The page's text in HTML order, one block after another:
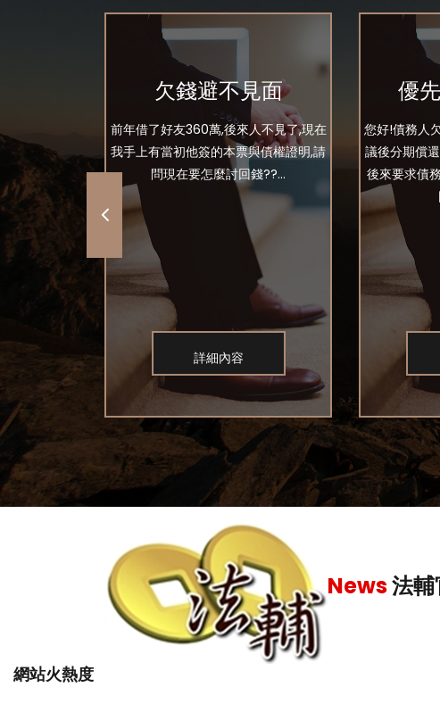
車，我也
我告上法
賠償判75
...
欠錢避不見面
前年借了好友360萬,後來人不見了,現在
我手上有當初他簽的本票與債權證明,請
問現在要怎麼討回錢??...
詳細內容
優
您好!債務人
議後分期償
後來要求債
News法
網站火熱度